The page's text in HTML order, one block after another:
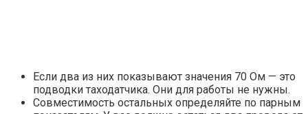
Если два из них показывают значения 70 Ом — это
подводки таходатчика. Они для работы не нужны.
Совместимость остальных определяйте по парным